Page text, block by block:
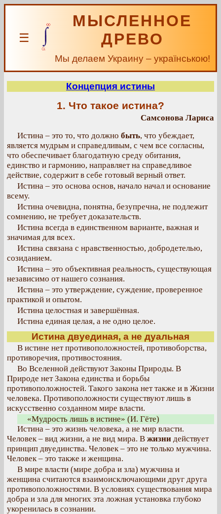
☰
МЫСЛЕННОЕ
ДРЕВО
Мы делаем Украину – українською!
Концепция истины
1. Что такое истина?
Самсонова Лариса
Истина – это то, что должно быть, что убеждает,
является мудрым и справедливым, с чем все согласны,
что обеспечивает благодатную среду обитания,
единство и гармонию, направляет на справедливое
действие, содержит в себе готовый верный ответ.
Истина – это основа основ, начало начал и основание
всему.
Истина очевидна, понятна, безупречна, не подлежит
сомнению, не требует доказательств.
Истина всегда в единственном варианте, важная и
значимая для всех.
Истина связана с нравственностью, добродетелью,
созиданием.
Истина – это объективная реальность, существующая
независимо от нашего сознания.
Истина – это утверждение, суждение, проверенное
практикой и опытом.
Истина целостная и завершённая.
Истина единая целая, а не одно целое.
Истина двуединая, а не дуальная
В истине нет противоположностей, противоборства,
противоречия, противостояния.
Во Вселенной действуют Законы Природы. В
Природе нет Закона единства и борьбы
противоположностей. Такого закона нет также и в Жизни
человека. Противоположности существуют лишь в
искусственно созданном мире власти.
«Мудрость лишь в истине» (И. Гёте)
Истина – это жизнь человека, а не мир власти.
Человек – вид жизни, а не вид мира. В жизни действует
принцип двуединства. Человек – это не только мужчина.
Человек – это также и женщина.
В мире власти (мире добра и зла) мужчина и
женщина считаются взаимоисключающими друг друга
противоположностями. В условиях существования мира
добра и зла для многих эта ложная установка глубоко
укоренилась в сознании.